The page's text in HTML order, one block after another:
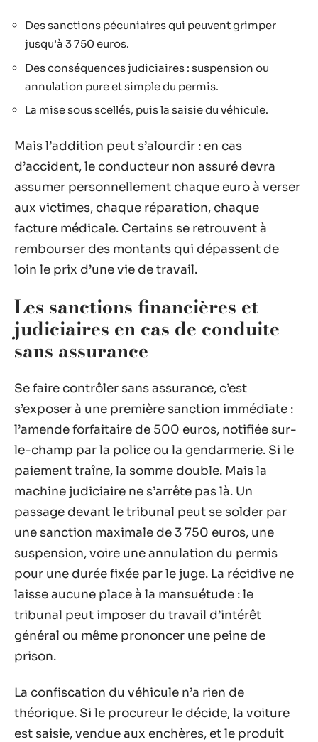
Des sanctions pécuniaires qui peuvent grimper
jusqu’à 3 750 euros.
Des conséquences judiciaires : suspension ou
annulation pure et simple du permis.
La mise sous scellés, puis la saisie du véhicule.
Mais l’addition peut s’alourdir : en cas
d’accident, le conducteur non assuré devra
assumer personnellement chaque euro à verser
aux victimes, chaque réparation, chaque
facture médicale. Certains se retrouvent à
rembourser des montants qui dépassent de
loin le prix d’une vie de travail.
Les sanctions financières et
judiciaires en cas de conduite
sans assurance
Se faire contrôler sans assurance, c’est
s’exposer à une première sanction immédiate :
l’amende forfaitaire de 500 euros, notifiée sur-
le-champ par la police ou la gendarmerie. Si le
paiement traîne, la somme double. Mais la
machine judiciaire ne s’arrête pas là. Un
passage devant le tribunal peut se solder par
une sanction maximale de 3 750 euros, une
suspension, voire une annulation du permis
pour une durée fixée par le juge. La récidive ne
laisse aucune place à la mansuétude : le
tribunal peut imposer du travail d’intérêt
général ou même prononcer une peine de
prison.
La confiscation du véhicule n’a rien de
théorique. Si le procureur le décide, la voiture
est saisie, vendue aux enchères, et le produit